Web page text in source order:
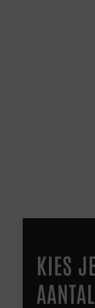
KIES JE
AANTAL